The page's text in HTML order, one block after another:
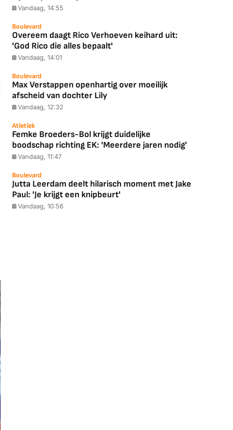
Vandaag, 14:55
Boulevard
Overeem daagt Rico Verhoeven keihard uit:
'God Rico die alles bepaalt'
Vandaag, 14:01
Boulevard
Max Verstappen openhartig over moeilijk
afscheid van dochter Lily
Vandaag, 12:32
Atletiek
Femke Broeders-Bol krijgt duidelijke
boodschap richting EK: 'Meerdere jaren nodig'
Vandaag, 11:47
Boulevard
Jutta Leerdam deelt hilarisch moment met Jake
Paul: 'Je krijgt een knipbeurt'
Vandaag, 10:56